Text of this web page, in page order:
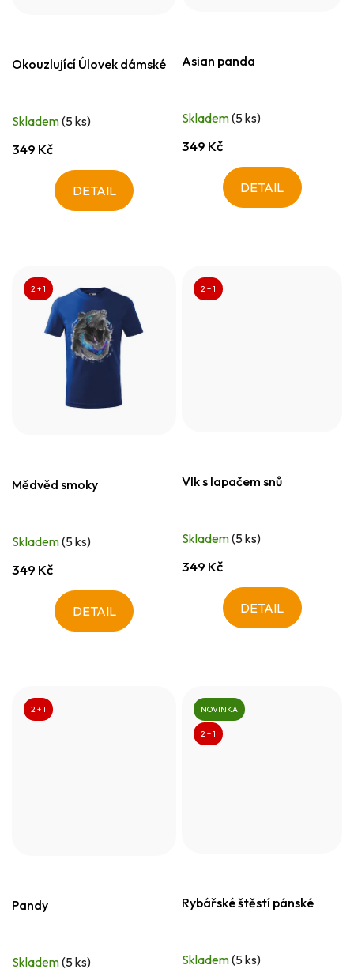
Okouzlující Úlovek dámské
Skladem(5 ks)
349 Kč
DETAIL
Asian panda
Skladem(5 ks)
349 Kč
DETAIL
2 + 1
Mědvěd smoky
Skladem(5 ks)
349 Kč
DETAIL
2 + 1
Vlk s lapačem snů
Skladem(5 ks)
349 Kč
DETAIL
2 + 1
Pandy
Skladem(5 ks)
NOVINKA
2 + 1
Rybářské štěstí pánské
Skladem(5 ks)